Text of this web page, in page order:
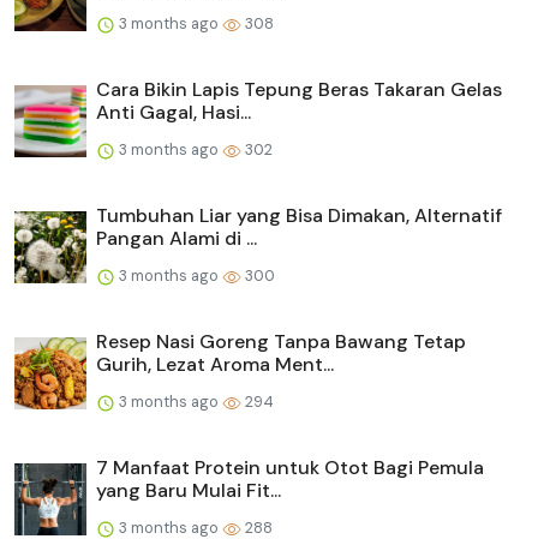
3 months ago 308
Cara Bikin Lapis Tepung Beras Takaran Gelas
Anti Gagal, Hasi...
3 months ago 302
Tumbuhan Liar yang Bisa Dimakan, Alternatif
Pangan Alami di ...
3 months ago 300
Resep Nasi Goreng Tanpa Bawang Tetap
Gurih, Lezat Aroma Ment...
3 months ago 294
7 Manfaat Protein untuk Otot Bagi Pemula
yang Baru Mulai Fit...
3 months ago 288